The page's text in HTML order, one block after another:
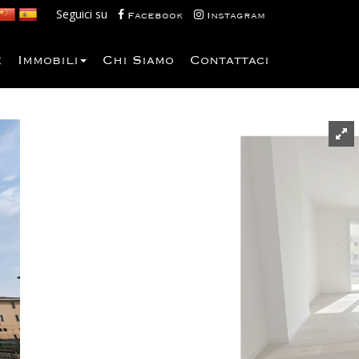
Seguici su Facebook Instagram
Immobili Chi Siamo Contattaci